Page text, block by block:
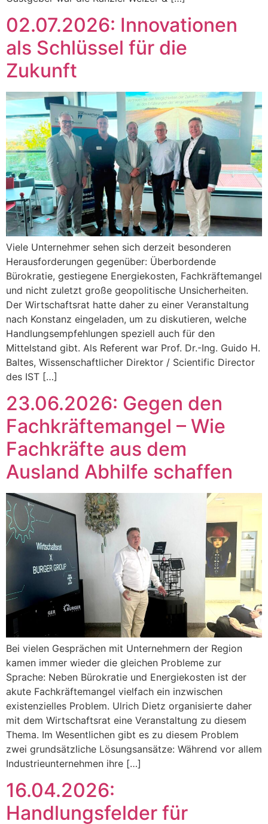
02.07.2026: Innovationen
als Schlüssel für die
Zukunft
Viele Unternehmer sehen sich derzeit besonderen
Herausforderungen gegenüber: Überbordende
Bürokratie, gestiegene Energiekosten, Fachkräftemangel
und nicht zuletzt große geopolitische Unsicherheiten.
Der Wirtschaftsrat hatte daher zu einer Veranstaltung
nach Konstanz eingeladen, um zu diskutieren, welche
Handlungsempfehlungen speziell auch für den
Mittelstand gibt. Als Referent war Prof. Dr.-Ing. Guido H.
Baltes, Wissenschaftlicher Direktor / Scientific Director
des IST […]
23.06.2026: Gegen den
Fachkräftemangel – Wie
Fachkräfte aus dem
Ausland Abhilfe schaffen
Bei vielen Gesprächen mit Unternehmern der Region
kamen immer wieder die gleichen Probleme zur
Sprache: Neben Bürokratie und Energiekosten ist der
akute Fachkräftemangel vielfach ein inzwischen
existenzielles Problem. Ulrich Dietz organisierte daher
mit dem Wirtschaftsrat eine Veranstaltung zu diesem
Thema. Im Wesentlichen gibt es zu diesem Problem
zwei grundsätzliche Lösungsansätze: Während vor allem
Industrieunternehmen ihre […]
16.04.2026:
Handlungsfelder für